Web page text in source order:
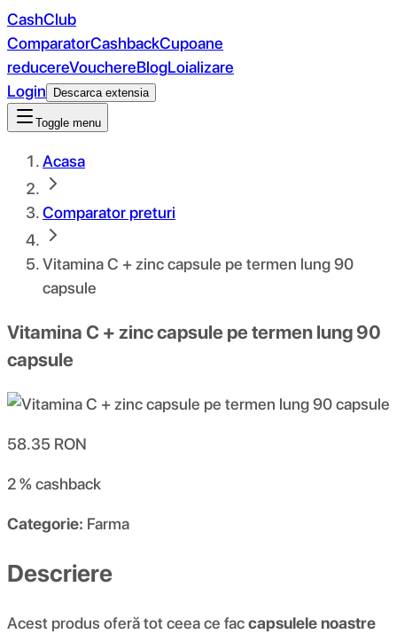
CashClub
ComparatorCashbackCupoane
reducereVouchereBlogLoializare
Login
Descarca extensia
Toggle menu
Acasa
Comparator preturi
Vitamina C + zinc capsule pe termen lung 90
capsule
Vitamina C + zinc capsule pe termen lung 90
capsule
58.35 RON
2 %cashback
Categorie: Farma
Descriere
Acest produs oferă tot ceea ce faccapsulele noastre